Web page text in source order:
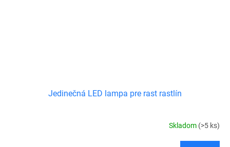
Jedinečná LED lampa pre rast rastlín
Skladom (>5 ks)